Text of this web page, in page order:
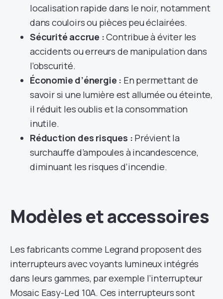
localisation rapide dans le noir, notamment
dans couloirs ou pièces peu éclairées.
Sécurité accrue :Contribue à éviter les
accidents ou erreurs de manipulation dans
l’obscurité.
Économie d’énergie : En permettant de
savoir si une lumière est allumée ou éteinte,
il réduit les oublis et la consommation
inutile.
Réduction des risques : Prévient la
surchauffe d’ampoules à incandescence,
diminuant les risques d’incendie.
Modèles et accessoires
Les fabricants comme Legrand proposent des
interrupteurs avec voyants lumineux intégrés
dans leurs gammes, par exemple l’interrupteur
Mosaic Easy-Led 10A. Ces interrupteurs sont